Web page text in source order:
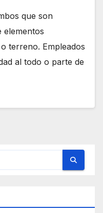
que son
elementos
terreno. Empleados
al todo o parte de